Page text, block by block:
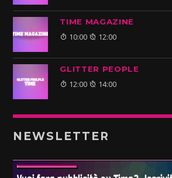
TIME MAGAZINE
10:00 12:00
GLITTER PEOPLE
12:00 14:00
NEWSLETTER